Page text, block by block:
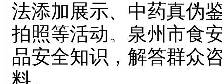
法添加展示、中药真伪
拍照等活动。泉州市食
品安全知识，解答群众
料。